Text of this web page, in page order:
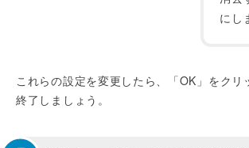
にし
これらの設定を変更したら、「OK」をクリ
終了しましょう。